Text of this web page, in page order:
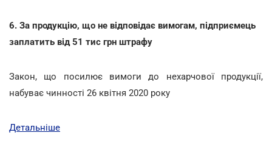
6. За продукцію, що не відповідає вимогам, підприємець
заплатить від 51 тис грн штрафу
Закон, що посилює вимоги до нехарчової продукції,
набуває чинності 26 квітня 2020 року
Детальніше